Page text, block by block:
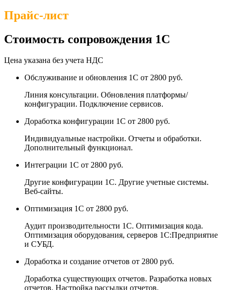
Прайс-лист
Стоимость сопровождения 1С
Цена указана без учета НДС
Обслуживание и обновления 1С от 2800 руб.
Линия консультации. Обновления платформы/
конфигурации. Подключение сервисов.
Доработка конфигурации 1С от 2800 руб.
Индивидуальные настройки. Отчеты и обработки.
Дополнительный функционал.
Интеграции 1С от 2800 руб.
Другие конфигурации 1С. Другие учетные системы.
Веб-сайты.
Оптимизация 1С от 2800 руб.
Аудит производительности 1С. Оптимизация кода.
Оптимизация оборудования, серверов 1С:Предприятие
и СУБД.
Доработка и создание отчетов от 2800 руб.
Доработка существующих отчетов. Разработка новых
отчетов. Настройка рассылки отчетов.